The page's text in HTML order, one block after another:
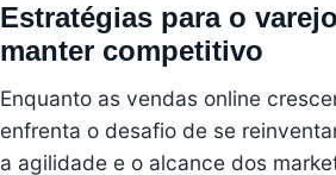
Estratégias para o
manter competitivo
Enquanto as vendas online
enfrenta o desafio de se
a agilidade e o alcance dos